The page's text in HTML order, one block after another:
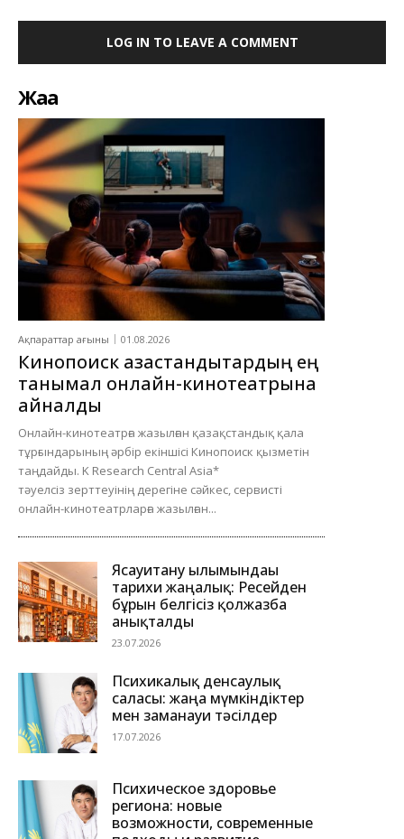
LOG IN TO LEAVE A COMMENT
Жаңа
Ақпараттар ағыны 01.08.2026
Кинопоиск қазақстандықтардың ең
танымал онлайн-кинотеатрына
айналды
Онлайн-кинотеатрға жазылған қазақстандық қала
тұрғындарының әрбір екіншісі Кинопоиск қызметін
таңдайды. K Research Central Asia*
тәуелсіз зерттеуінің дерегіне сәйкес, сервисті
онлайн-кинотеатрларға жазылған...
Ясауитану ғылымындағы
тарихи жаңалық: Ресейден
бұрын белгісіз қолжазба
анықталды
23.07.2026
Психикалық денсаулық
саласы: жаңа мүмкіндіктер
мен заманауи тәсілдер
17.07.2026
Психическое здоровье
региона: новые
возможности, современные